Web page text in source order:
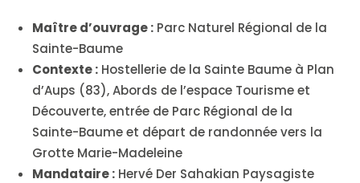
Maître d’ouvrage : Parc Naturel Régional de la
Sainte-Baume
Contexte : Hostellerie de la Sainte Baume à Plan
d’Aups (83), Abords de l’espace Tourisme et
Découverte, entrée de Parc Régional de la
Sainte-Baume et départ de randonnée vers la
Grotte Marie-Madeleine
Mandataire : Hervé Der Sahakian Paysagiste